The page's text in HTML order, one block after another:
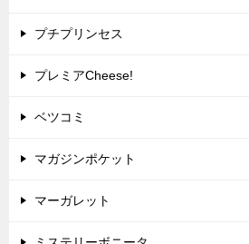
プチプリンセス
プレミアCheese!
ベツコミ
マガジンポケット
マーガレット